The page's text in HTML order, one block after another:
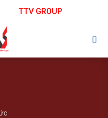
TTV GROUP